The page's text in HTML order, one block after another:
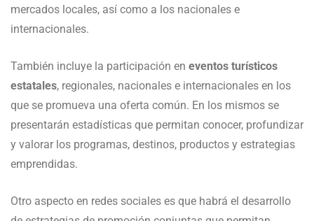
mercados locales, así como a los nacionales e
internacionales.
También incluye la participación en eventos turísticos
estatales, regionales, nacionales e internacionales en los
que se promueva una oferta común. En los mismos se
presentarán estadísticas que permitan conocer, profundizar
y valorar los programas, destinos, productos y estrategias
emprendidas.
Otro aspecto en redes sociales es que habrá el desarrollo